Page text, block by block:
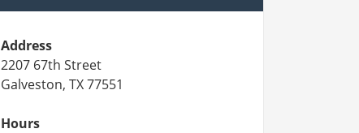
Address
2207 67th Street
Galveston, TX 77551
Hours